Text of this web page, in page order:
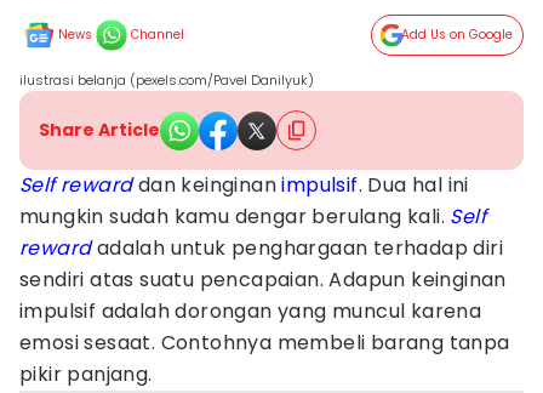
News Channel Add Us on Google
ilustrasi belanja (pexels.com/Pavel Danilyuk)
Share Article
Self rewarddan keinginanimpulsif. Dua hal ini
mungkin sudah kamu dengar berulang kali. Self
rewardadalah untuk penghargaan terhadap diri
sendiri atas suatu pencapaian. Adapun keinginan
impulsif adalah dorongan yang muncul karena
emosi sesaat. Contohnya membeli barang tanpa
pikir panjang.